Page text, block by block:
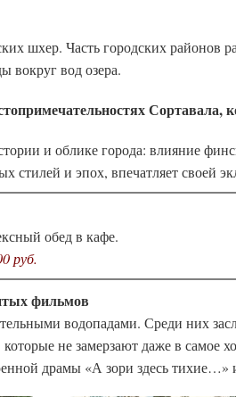
шхер. Часть городских районов
вокруг вод озера.
Сортавала,
и облике города: влияние
стилей и эпох, впечатляет своей
обед в кафе.
руб.
фильмов
водопадами. Среди них
не замерзают даже в самое
драмы «А зори здесь